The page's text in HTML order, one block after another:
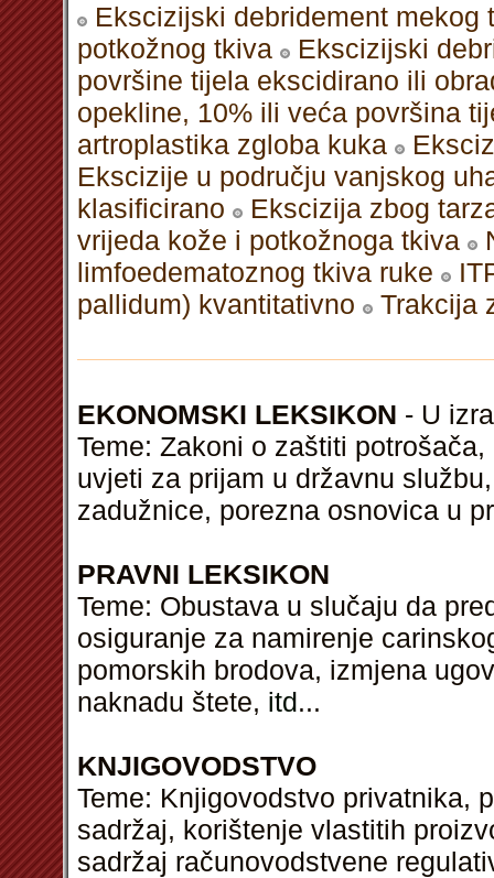
Ekscizijski debridement mekog
potkožnog tkiva
Ekscizijski
površine tijela ekscidirano ili
opekline, 10% ili veća površina
artroplastika zgloba kuka
Ekscizije u području vanjskog
klasificirano
Ekscizija zbog
vrijeda kože i potkožnoga tkiva
limfoedematoznog tkiva ruke
pallidum) kvantitativno
Trakcija
EKONOMSKI LEKSIKON - U
Teme: Zakoni o zaštiti
uvjeti za prijam u državnu
zadužnice, porezna osnovica u
PRAVNI LEKSIKON
Teme: Obustava u slučaju da
osiguranje za namirenje
pomorskih brodova, izmjena
naknadu štete, itd...
KNJIGOVODSTVO
Teme: Knjigovodstvo privatnika,
sadržaj, korištenje vlastitih
sadržaj računovodstvene